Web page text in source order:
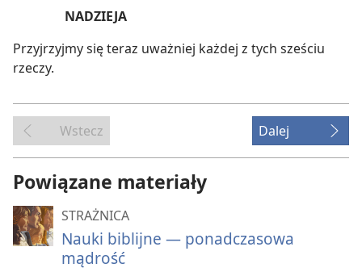
NADZIEJA
Przyjrzyjmy się teraz uważniej każdej z tych sześciu
rzeczy.
Wstecz Dalej
Powiązane materiały
STRAŻNICA
Nauki biblijne — ponadczasowa
mądrość